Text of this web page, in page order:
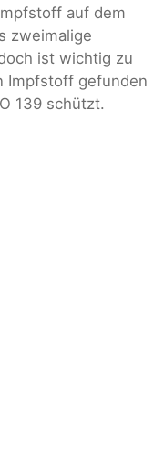
auf dem
zweimalige
ist wichtig zu
Impfstoff gefunden
139 schützt.